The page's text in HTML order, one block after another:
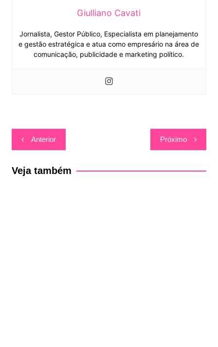
Giulliano Cavati
Jornalista, Gestor Público, Especialista em planejamento
e gestão estratégica e atua como empresário na área de
comunicação, publicidade e marketing político.
Navegação
de
Post
Anterior Próximo
Veja também